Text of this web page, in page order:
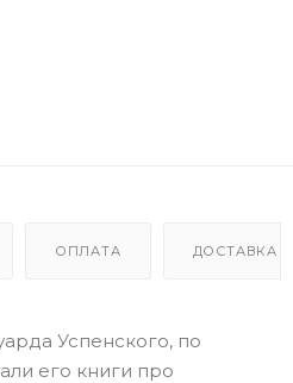
ОПЛАТА ДОСТАВКА
Успенского, по
его книги про